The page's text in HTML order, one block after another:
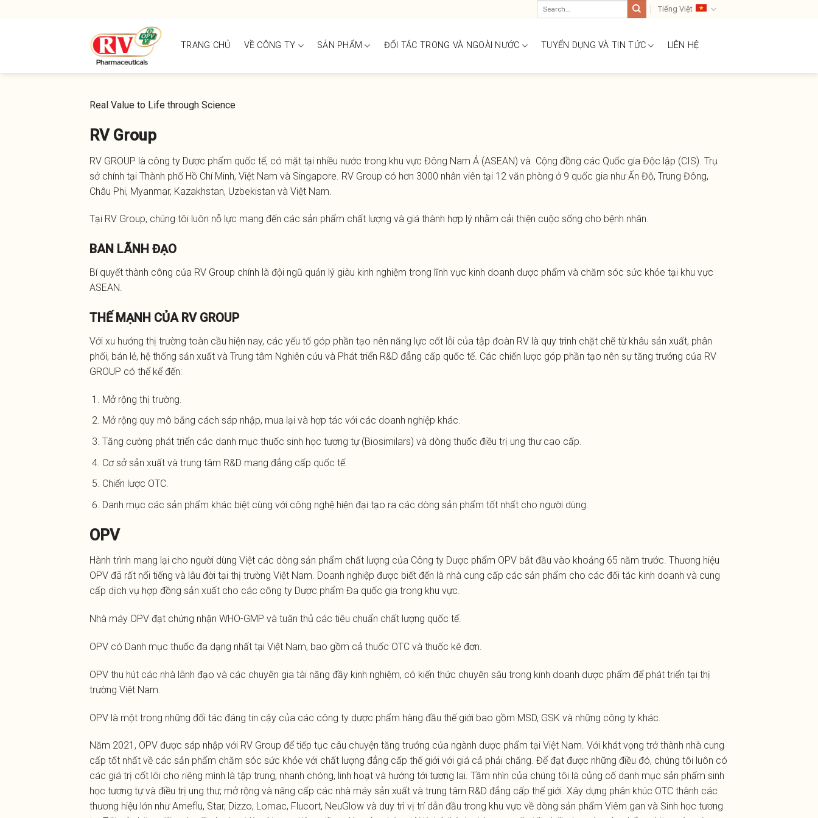
Tiếng Việt
TRANG CHỦ VỀ CÔNG TY SẢN PHẨM ĐỐI TÁC TRONG VÀ NGOÀI NƯỚC TUYỂN DỤNG VÀ TIN TỨC LIÊN HỆ
Real Value to Life through Science
RV Group
RV GROUP là công ty Dược phẩm quốc tế, có mặt tại nhiều nước trong khu vực Đông Nam Á (ASEAN) và Cộng đồng các Quốc gia Độc lập (CIS). Trụ
sở chính tại Thành phố Hồ Chí Minh, Việt Nam và Singapore. RV Group có hơn 3000 nhân viên tại 12 văn phòng ở 9 quốc gia như Ấn Độ, Trung Đông,
Châu Phi, Myanmar, Kazakhstan, Uzbekistan và Việt Nam.
Tại RV Group, chúng tôi luôn nỗ lực mang đến các sản phẩm chất lượng và giá thành hợp lý nhằm cải thiện cuộc sống cho bệnh nhân.
BAN LÃNH ĐẠO
Bí quyết thành công của RV Group chính là đội ngũ quản lý giàu kinh nghiệm trong lĩnh vực kinh doanh dược phẩm và chăm sóc sức khỏe tại khu vực
ASEAN.
THẾ MẠNH CỦA RV GROUP
Với xu hướng thị trường toàn cầu hiện nay, các yếu tố góp phần tạo nên năng lực cốt lỗi của tập đoàn RV là quy trình chặt chẽ từ khâu sản xuất, phân
phối, bán lẻ, hệ thống sản xuất và Trung tâm Nghiên cứu và Phát triển R&D đẳng cấp quốc tế. Các chiến lược góp phần tạo nên sự tăng trưởng của RV
GROUP có thể kể đến:
Mở rộng thị trường.
Mở rộng quy mô bằng cách sáp nhập, mua lại và hợp tác với các doanh nghiệp khác.
Tăng cường phát triển các danh mục thuốc sinh học tương tự (Biosimilars) và dòng thuốc điều trị ung thư cao cấp.
Cơ sở sản xuất và trung tâm R&D mang đẳng cấp quốc tế.
Chiến lược OTC.
Danh mục các sản phẩm khác biệt cùng với công nghệ hiện đại tạo ra các dòng sản phẩm tốt nhất cho người dùng.
OPV
Hành trình mang lại cho người dùng Việt các dòng sản phẩm chất lượng của Công ty Dược phẩm OPV bắt đầu vào khoảng 65 năm trước. Thương hiệu
OPV đã rất nổi tiếng và lâu đời tại thị trường Việt Nam. Doanh nghiệp được biết đến là nhà cung cấp các sản phẩm cho các đối tác kinh doanh và cung
cấp dịch vụ hợp đồng sản xuất cho các công ty Dược phẩm Đa quốc gia trong khu vực.
Nhà máy OPV đạt chứng nhận WHO-GMP và tuân thủ các tiêu chuẩn chất lượng quốc tế.
OPV có Danh mục thuốc đa dạng nhất tại Việt Nam, bao gồm cả thuốc OTC và thuốc kê đơn.
OPV thu hút các nhà lãnh đạo và các chuyên gia tài năng đầy kinh nghiệm, có kiến thức chuyên sâu trong kinh doanh dược phẩm để phát triển tại thị
trường Việt Nam.
OPV là một trong những đối tác đáng tin cậy của các công ty dược phẩm hàng đầu thế giới bao gồm MSD, GSK và những công ty khác.
Năm 2021, OPV được sáp nhập với RV Group để tiếp tục câu chuyện tăng trưởng của ngành dược phẩm tại Việt Nam. Với khát vọng trở thành nhà cung
cấp tốt nhất về các sản phẩm chăm sóc sức khỏe với chất lượng đẳng cấp thế giới với giá cả phải chăng. Để đạt được những điều đó, chúng tôi luôn có
các giá trị cốt lõi cho riêng mình là tập trung, nhanh chóng, linh hoạt và hướng tới tương lai. Tầm nhìn của chúng tôi là củng cố danh mục sản phẩm sinh
học tương tự và điều trị ung thư; mở rộng và nâng cấp các nhà máy sản xuất và trung tâm R&D đẳng cấp thế giới. Xây dựng phân khúc OTC thành các
thương hiệu lớn như Ameflu, Star, Dizzo, Lomac, Flucort, NeuGlow và duy trì vị trí dẫn đầu trong khu vực về dòng sản phẩm Viêm gan và Sinh học tương